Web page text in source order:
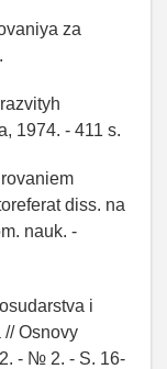
za
1974. - 411 s.
diss. na
nauk. -
i
Osnovy
- № 2. - S. 16-